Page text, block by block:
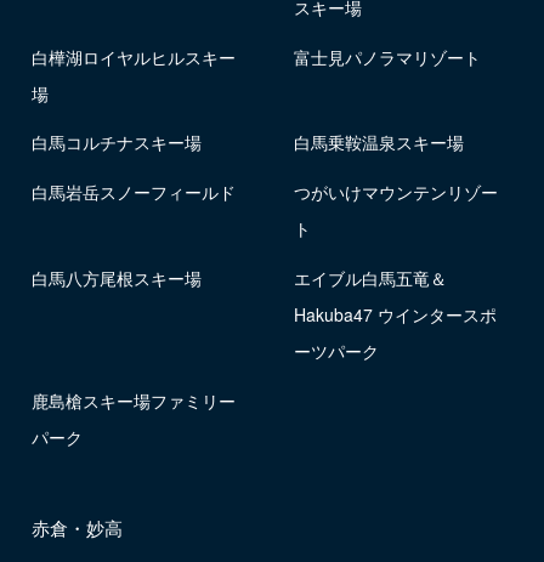
スキー場
白樺湖ロイヤルヒルスキー
場
富士見パノラマリゾート
白馬コルチナスキー場 白馬乗鞍温泉スキー場
白馬岩岳スノーフィールド
つがいけマウンテンリゾー
ト
白馬八方尾根スキー場
エイブル白馬五竜＆
Hakuba47 ウインタースポ
ーツパーク
鹿島槍スキー場ファミリー
パーク
赤倉・妙高